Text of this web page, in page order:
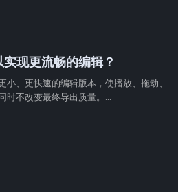
现更流畅的编辑？
小、更快速的编辑版本，使播放、拖动、
时不改变最终导出质量。...